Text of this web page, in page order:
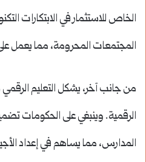
الخاص للاستثمار في الابتكارات
المجتمعات المحرومة، مما يعمل
من جانب آخر، يشكل التعليم
الرقمية. وينبغي على الحكومات
المدارس، مما يساهم في إعداد